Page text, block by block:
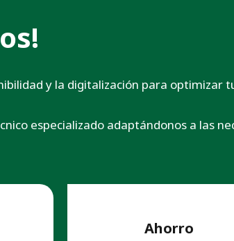
y la digitalización para optimizar
especializado adaptándonos a las
Ahorro